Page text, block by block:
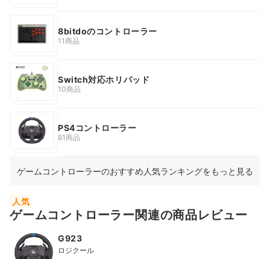
8bitdoのコントローラー
11商品
Switch対応ホリパッド
10商品
PS4コントローラー
81商品
ゲームコントローラーのおすすめ人気ランキングをもっと見る
人気
ゲームコントローラー関連の商品レビュー
G923
ロジクール